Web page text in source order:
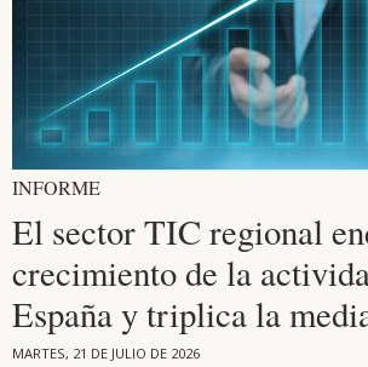
INFORME
El sector TIC regional
crecimiento de la
España y triplica la
MARTES, 21 DE JULIO DE 2026